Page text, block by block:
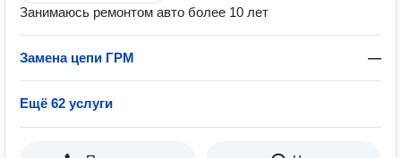
Занимаюсь ремонтом авто более 10 лет
Замена цепи ГРМ —
Ещё 62 услуги